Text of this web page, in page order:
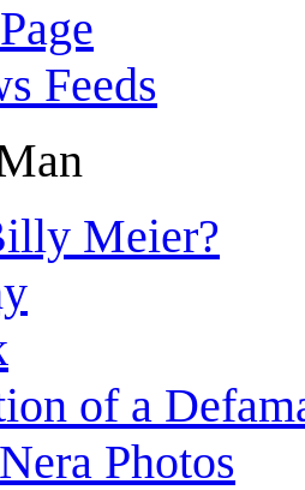
Feeds
Meier?
of a
Photos